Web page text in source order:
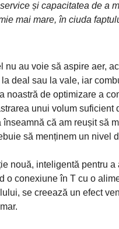
și capacitatea de a
mai mare, în ciuda
au voie să aspire aer,
deal sau la vale, iar
noastră de optimizare a
unui volum
că am reușit să
să menținem un nivel
nouă, inteligentă pentru
o conexiune în T cu o
se creează un efect